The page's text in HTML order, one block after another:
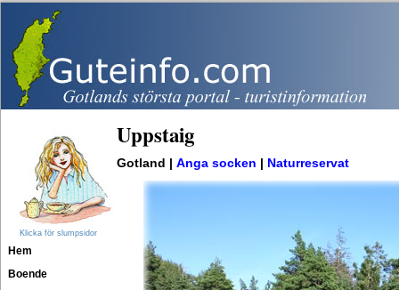
Klicka för slumpsidor
Hem
Boende
Uppstaig
Gotland | Anga socken Naturreservat